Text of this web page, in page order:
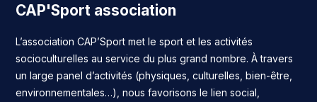
CAP'Sport association
L’association CAP’Sport met le sport et les activités
socioculturelles au service du plus grand nombre. À travers
un large panel d’activités (physiques, culturelles, bien-être,
environnementales…), nous favorisons le lien social,